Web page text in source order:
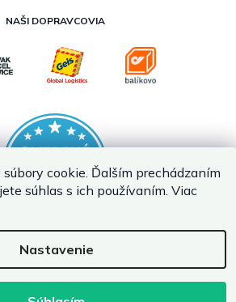
cookie. Ďalším prechádzaním
súhlas s ich používaním. Viac
Nastavenie
NAŠI DOPRAVCOVIA